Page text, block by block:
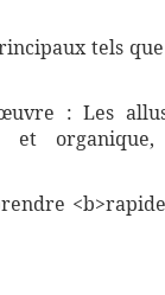
tels
: Les
et